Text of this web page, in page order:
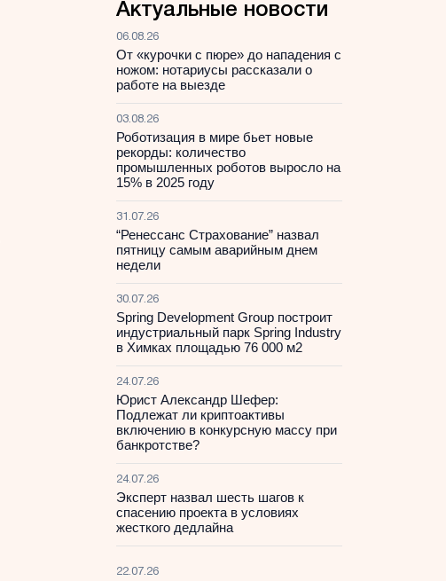
Актуальные новости
06.08.26
От «курочки с пюре» до нападения с
ножом: нотариусы рассказали о
работе на выезде
03.08.26
Роботизация в мире бьет новые
рекорды: количество
промышленных роботов выросло на
15% в 2025 году
31.07.26
“Ренессанс Страхование” назвал
пятницу самым аварийным днем
недели
30.07.26
Spring Development Group построит
индустриальный парк Spring Industry
в Химках площадью 76 000 м2
24.07.26
Юрист Александр Шефер:
Подлежат ли криптоактивы
включению в конкурсную массу при
банкротстве?
24.07.26
Эксперт назвал шесть шагов к
спасению проекта в условиях
жесткого дедлайна
22.07.26